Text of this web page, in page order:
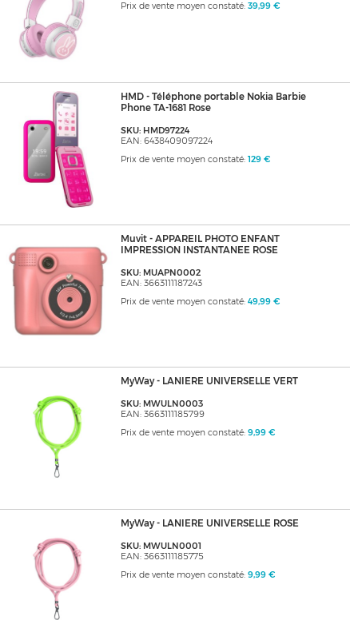
Prix de vente moyen constaté: 39,99 €
HMD - Téléphone portable Nokia Barbie
Phone TA-1681 Rose
SKU: HMD97224
EAN: 6438409097224
Prix de vente moyen constaté: 129 €
Muvit - APPAREIL PHOTO ENFANT
IMPRESSION INSTANTANEE ROSE
SKU: MUAPN0002
EAN: 3663111187243
Prix de vente moyen constaté: 49,99 €
MyWay - LANIERE UNIVERSELLE VERT
SKU: MWULN0003
EAN: 3663111185799
Prix de vente moyen constaté: 9,99 €
MyWay - LANIERE UNIVERSELLE ROSE
SKU: MWULN0001
EAN: 3663111185775
Prix de vente moyen constaté: 9,99 €